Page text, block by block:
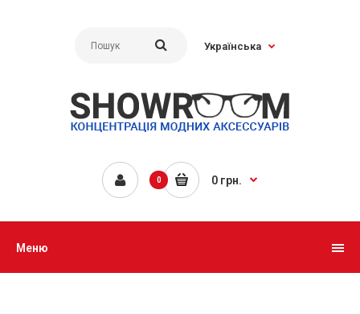
Українська
0 0 грн.
Меню